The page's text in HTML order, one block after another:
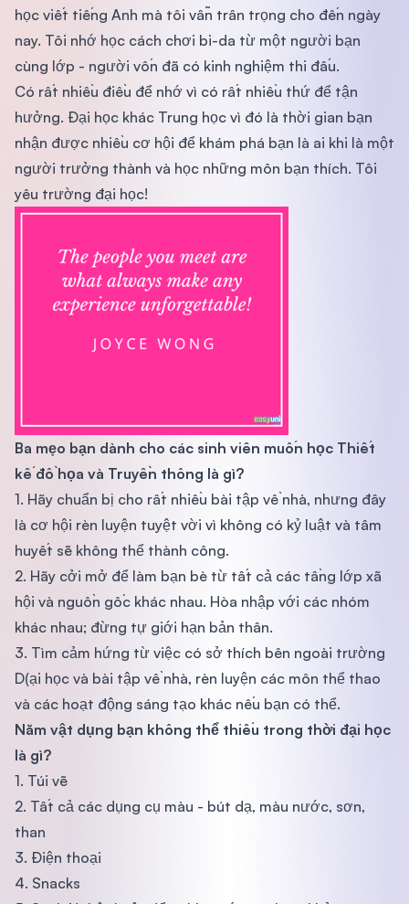
học viết tiếng Anh mà tôi vẫn trân trọng cho đến ngày
nay. Tôi nhớ học cách chơi bi-da từ một người bạn
cùng lớp - người vốn đã có kinh nghiệm thi đấu.
Có rất nhiều điều để nhớ vì có rất nhiều thứ để tận
hưởng. Đại học khác Trung học vì đó là thời gian bạn
nhận được nhiều cơ hội để khám phá bạn là ai khi là một
người trưởng thành và học những môn bạn thích. Tôi
yêu trường đại học!
Ba mẹo bạn dành cho các sinh viên muốn học Thiết
kế đồ họa và Truyền thông là gì?
1. Hãy chuẩn bị cho rất nhiều bài tập về nhà, nhưng đây
là cơ hội rèn luyện tuyệt vời vì không có kỷ luật và tâm
huyết sẽ không thể thành công.
2. Hãy cởi mở để làm bạn bè từ tất cả các tầng lớp xã
hội và nguồn gốc khác nhau. Hòa nhập với các nhóm
khác nhau; đừng tự giới hạn bản thân.
3. Tìm cảm hứng từ việc có sở thích bên ngoài trường
D(ại học và bài tập về nhà, rèn luyện các môn thể thao
và các hoạt động sáng tạo khác nếu bạn có thể.
Năm vật dụng bạn không thể thiếu trong thời đại học
là gì?
1. Túi vẽ
2. Tất cả các dụng cụ màu - bút dạ, màu nước, sơn,
than
3. Điện thoại
4. Snacks